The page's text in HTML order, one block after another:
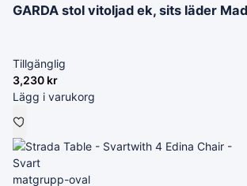
GARDA stol vitoljad ek, sits läder
Tillgänglig
3,230 kr
Lägg i varukorg
matgrupp-oval